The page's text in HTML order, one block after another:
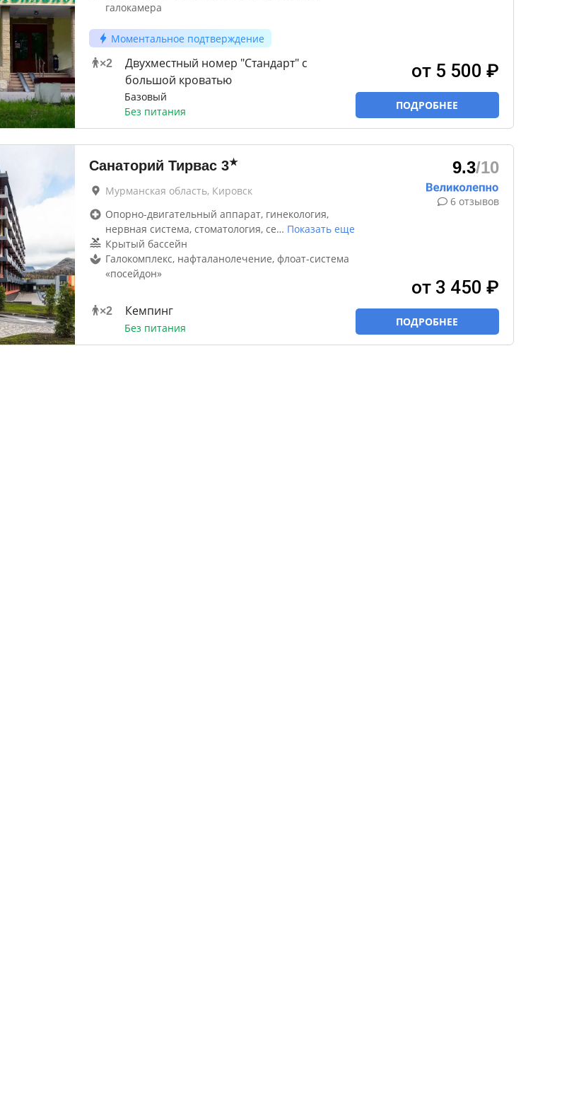
галокамера
Моментальное подтверждение
×2
Двухместный номер "Стандарт" с
большой кроватью
Базовый
Без питания
от 5 500 ₽
ПОДРОБНЕЕ
Санаторий Тирвас 3★
Мурманская область, Кировск
Опорно-двигательный аппарат, гинекология,
нервная система, стоматология, се… Показать еще
Крытый бассейн
Галокомплекс, нафталанолечение, флоат-система
«посейдон»
×2 Кемпинг
Без питания
9.3/10
6 отзывов
от 3 450 ₽
ПОДРОБНЕЕ